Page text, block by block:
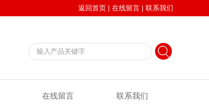
返回首页 | 在线留言 | 联系我们
在线留言 联系我们